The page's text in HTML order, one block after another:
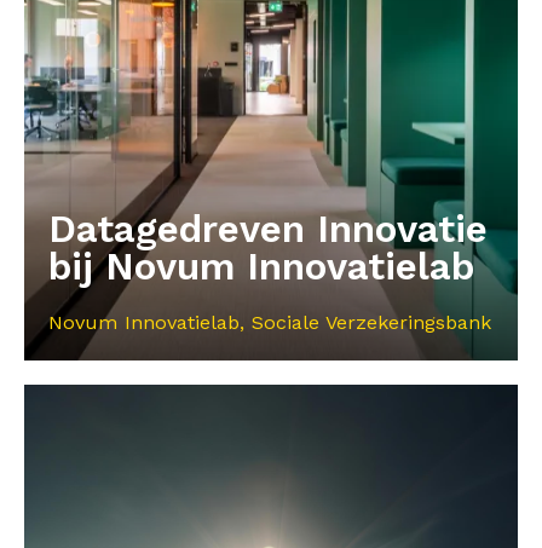
Datagedreven Innovatie
bij Novum Innovatielab
Novum Innovatielab, Sociale Verzekeringsbank